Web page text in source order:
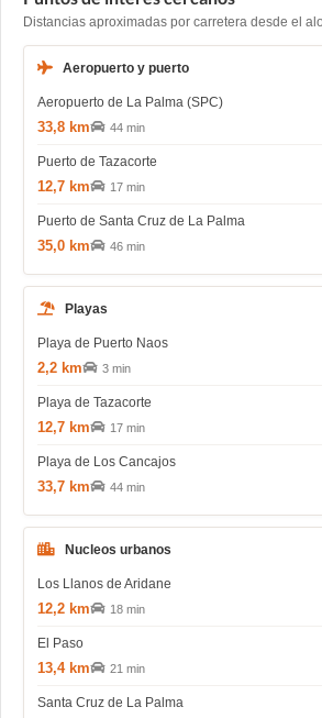
Distancias aproximadas por carretera desde el
Aeropuerto y puerto
Aeropuerto de La Palma (SPC)
33,8 km 44 min
Puerto de Tazacorte
12,7 km 17 min
Puerto de Santa Cruz de La Palma
35,0 km 46 min
Playas
Playa de Puerto Naos
2,2 km 3 min
Playa de Tazacorte
12,7 km 17 min
Playa de Los Cancajos
33,7 km 44 min
Nucleos urbanos
Los Llanos de Aridane
12,2 km 18 min
El Paso
13,4 km 21 min
Santa Cruz de La Palma